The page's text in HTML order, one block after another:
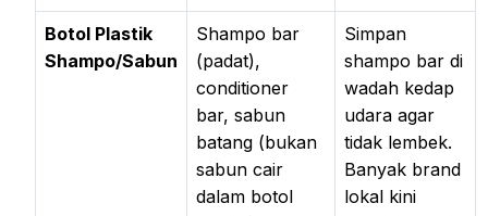
Botol Plastik
Shampo/Sabun
Shampo bar
(padat),
conditioner
bar, sabun
batang (bukan
sabun cair
dalam botol
Simpan
shampo bar di
wadah kedap
udara agar
tidak lembek.
Banyak brand
lokal kini